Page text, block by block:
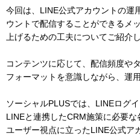
今回は、LINE公式アカウントの運
ウントで配信することができるメ
上げるための工夫についてご紹介し
コンテンツに応じて、配信頻度や
フォーマットを意識しながら、運
ソーシャルPLUSでは、LINEログ
LINEと連携したCRM施策に必要な
ユーザー視点に立ったLINE公式ア